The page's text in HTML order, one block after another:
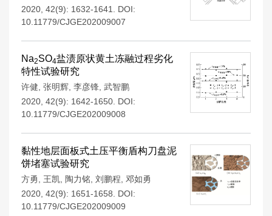
2020, 42(9): 1632-1641.
DOI:
10.11779/CJGE202009007
Na2SO4盐渍原状黄土冻融过程劣化
特性试验研究
许健 张明辉 李彦锋 武智鹏
2020, 42(9): 1642-1650. DOI:
10.11779/CJGE202009008
黏性地层面板式土压平衡盾构刀盘泥
饼堵塞试验研究
方勇 王凯 陶力铭 刘鹏程
邓如勇
2020, 42(9): 1651-1658.
DOI:
10.11779/CJGE202009009